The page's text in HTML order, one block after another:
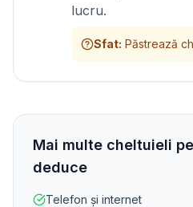
lucru.
Sfat: Păstrează
Mai multe cheltuieli
deduce
Telefon și internet